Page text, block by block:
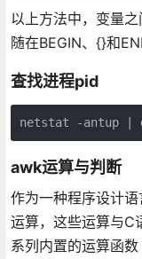
以上方法中，变量
随在BEGIN、{}和
查找进程pid
netstat -antup |
awk运算与判断
作为一种程序设计
运算，这些运算与C
系列内置的运算函